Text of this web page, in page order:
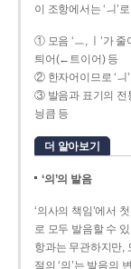
이 조항에서는 ‘ㅢ’
① 모음 ‘ㅡ, ㅣ’가
틔어(←트이어) 등
② 한자어이므로 ‘ㅢ
③ 발음과 표기의 전
닁큼 등
더 알아보기
‘의’의 발음
‘의사의 책임’에서
로 모두 발음할 수
항과는 무관하지만,
절의 ‘의’는 발음의